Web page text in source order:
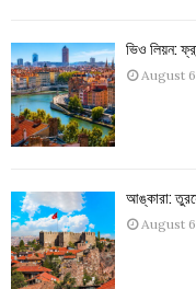
ভিও লিয়ন:
August
আঙ্কারা:
August